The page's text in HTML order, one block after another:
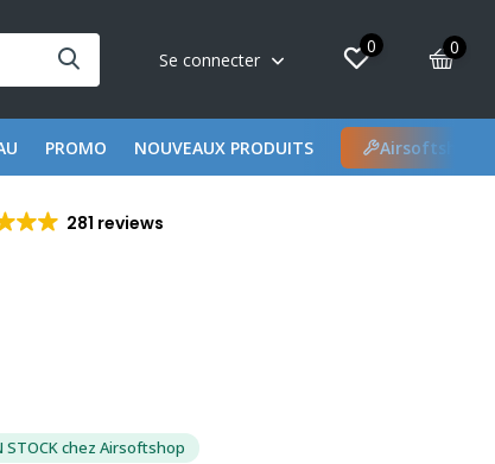
Se connecter
0 0
PROMO NOUVEAUX PRODUITS Airsoftshop
281 reviews
STOCK chez Airsoftshop